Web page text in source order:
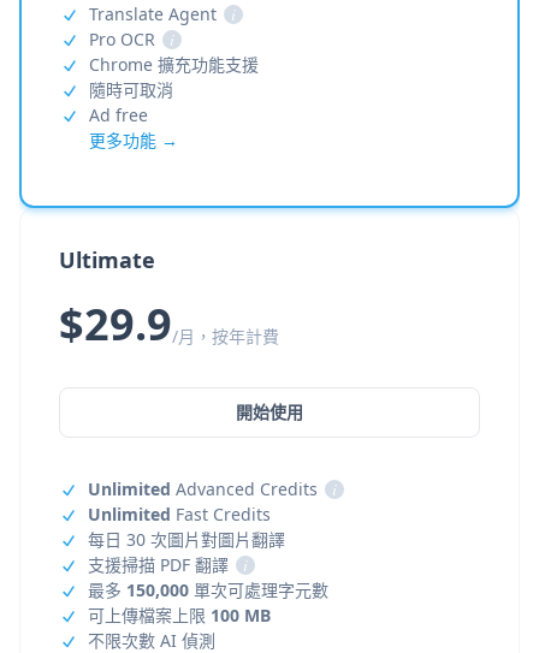
Translate Agent
i
Pro OCR
i
Chrome 擴充功能支援
隨時可取消
Ad free
更多功能 →
Ultimate
$29.9/月，按年計費
開始使用
Unlimited Advanced Credits
i
Unlimited Fast Credits
每日 30 次圖片對圖片翻譯
支援掃描 PDF 翻譯
i
最多 150,000 單次可處理字元數
可上傳檔案上限 100 MB
不限次數 AI 偵測